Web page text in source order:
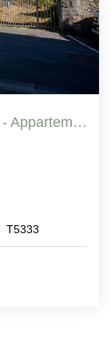
EXCLUSIVITÉ AGENCE DU QUAI - Appartement Concarneau 3...
T5333